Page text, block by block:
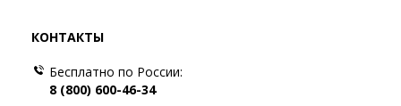
КОНТАКТЫ
Бесплатно по России:
8 (800) 600-46-34